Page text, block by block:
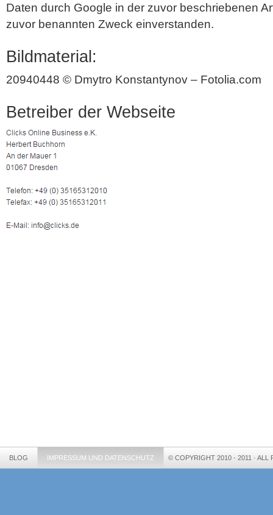
Daten durch Google in der zuvor beschriebenen
zuvor benannten Zweck einverstanden.
Bildmaterial:
20940448 © Dmytro Konstantynov – Fotolia.com
Betreiber der Webseite
BLOG IMPRESSUM UND DATENSCHUTZ © COPYRIGHT 2010 - 2011 · ALL